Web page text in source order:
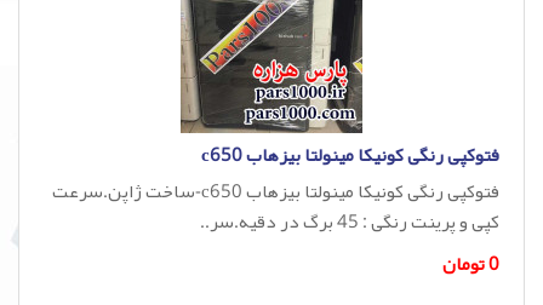
فتوکپی رنگی کونیکا مینولتا بیزهاب c650
فتوکپی رنگی کونیکا مینولتا بیزهاب c650-ساخت ژاپن.سرعت
کپی و پرینت رنگی : 45 برگ در دقیه.سر..
0 تومان